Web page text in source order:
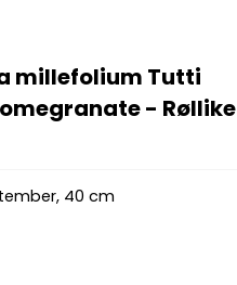
millefolium Tutti
- Røllike
40 cm